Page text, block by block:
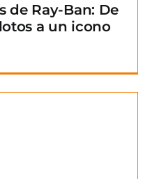
de Ray-Ban: De
a un icono